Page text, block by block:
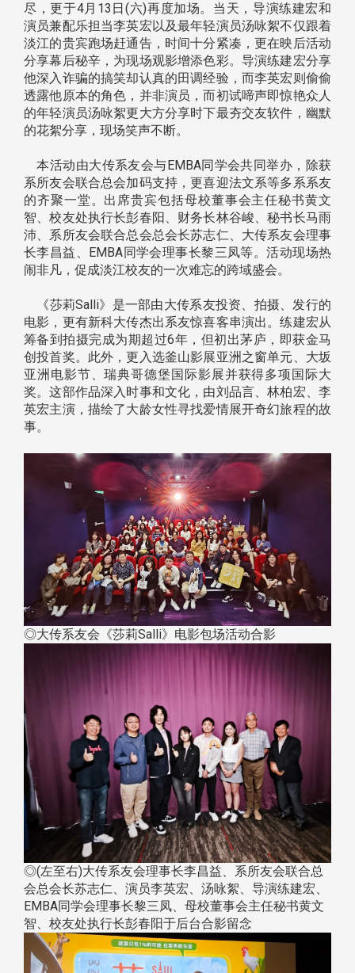
尽，更于4月13日(六)再度加场。当天，导演练建宏和
演员兼配乐担当李英宏以及最年轻演员汤咏絮不仅跟着
淡江的贵宾跑场赶通告，时间十分紧凑，更在映后活动
分享幕后秘辛，为现场观影增添色彩。导演练建宏分享
他深入诈骗的搞笑却认真的田调经验，而李英宏则偷偷
透露他原本的角色，并非演员，而初试啼声即惊艳众人
的年轻演员汤咏絮更大方分享时下最夯交友软件，幽默
的花絮分享，现场笑声不断。
本活动由大传系友会与EMBA同学会共同举办，除获
系所友会联合总会加码支持，更喜迎法文系等多系系友
的齐聚一堂。出席贵宾包括母校董事会主任秘书黄文
智、校友处执行长彭春阳、财务长林谷峻、秘书长马雨
沛、系所友会联合总会总会长苏志仁、大传系友会理事
长李昌益、EMBA同学会理事长黎三凤等。活动现场热
闹非凡，促成淡江校友的一次难忘的跨域盛会。
《莎莉Salli》是一部由大传系友投资、拍摄、发行的
电影，更有新科大传杰出系友惊喜客串演出。练建宏从
筹备到拍摄完成为期超过6年，但初出茅庐，即获金马
创投首奖。此外，更入选釜山影展亚洲之窗单元、大坂
亚洲电影节、瑞典哥德堡国际影展并获得多项国际大
奖。这部作品深入时事和文化，由刘品言、林柏宏、李
英宏主演，描绘了大龄女性寻找爱情展开奇幻旅程的故
事。
◎大传系友会《莎莉Salli》电影包场活动合影
◎(左至右)大传系友会理事长李昌益、系所友会联合总
会总会长苏志仁、演员李英宏、汤咏絮、导演练建宏、
EMBA同学会理事长黎三凤、母校董事会主任秘书黄文
智、校友处执行长彭春阳于后台合影留念